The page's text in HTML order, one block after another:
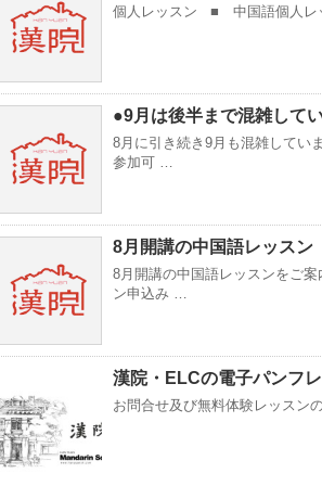
個人レッスン ■ 中国語個人レ
●9月は後半まで混雑して
8月に引き続き9月も混雑してい
参加可 …
8月開講の中国語レッスン
8月開講の中国語レッスンをご
ン申込み …
漢院・ELCの電子パンフ
お問合せ及び無料体験レッスン